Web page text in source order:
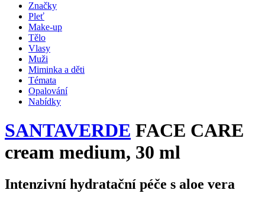
Značky
Pleť
Make-up
Tělo
Vlasy
Muži
Miminka a děti
Témata
Opalování
Nabídky
SANTAVERDE FACE CARE
cream medium, 30 ml
Intenzivní hydratační péče s aloe vera